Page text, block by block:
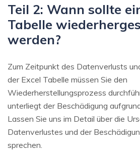
Teil 2: Wann sollte
Tabelle
werden?
Zum Zeitpunkt des Datenverlusts
der Excel Tabelle müssen Sie den
Wiederherstellungsprozess
unterliegt der Beschädigung
Lassen Sie uns im Detail über die
Datenverlustes und der
sprechen.